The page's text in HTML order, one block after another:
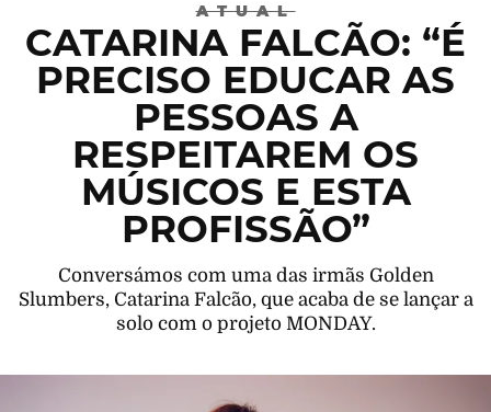
ATUAL
CATARINA FALCÃO: “É
PRECISO EDUCAR AS
PESSOAS A
RESPEITAREM OS
MÚSICOS E ESTA
PROFISSÃO”
Conversámos com uma das irmãs Golden
Slumbers, Catarina Falcão, que acaba de se lançar a
solo com o projeto MONDAY.